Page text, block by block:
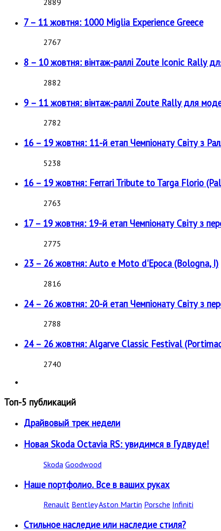
7 – 11 жовтня: 1000 Miglia Experience Greece
2767
8 – 10 жовтня: вінтаж-раллі Zoute Iconic Rally
2882
9 – 11 жовтня: вінтаж-раллі Zoute Rally для
2782
16 – 19 жовтня: 11-й етап Чемпіонату Світу з
5238
16 – 19 жовтня: Ferrari Tribute to Targa Florio
2763
17 – 19 жовтня: 19-й етап Чемпіонату Світу з
2775
23 – 26 жовтня: Auto e Moto d'Epoca (Bologna, I)
2816
24 – 26 жовтня: 20-й етап Чемпіонату Світу з
2788
24 – 26 жовтня: Algarve Classic Festival
2740
Топ-5 публикаций
Драйвовый трек недели
Новая Skoda Octavia RS: увидимся в Гудвуде!
Skoda Goodwood
Наше портфолио. Все в ваших руках
Renault BentleyAston Martin Porsche Infiniti
Стильное наследие или наследие стиля?